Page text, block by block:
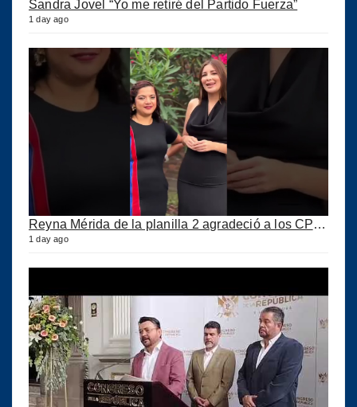
Sandra Jovel “Yo me retiré del Partido Fuerza”
1 day ago
Reyna Mérida de la planilla 2 agradeció a los CPA por su confianza
1 day ago